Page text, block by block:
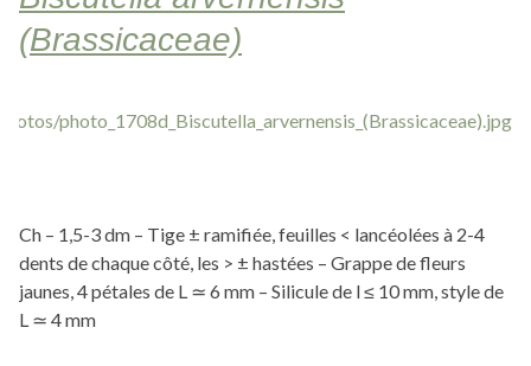
(Brassicaceae)
Ch – 1,5-3 dm – Tige ± ramifiée, feuilles < lancéolées à 2-4
dents de chaque côté, les > ± hastées – Grappe de fleurs
jaunes, 4 pétales de L ≃ 6 mm – Silicule de l ≤ 10 mm, style de
L ≃ 4 mm